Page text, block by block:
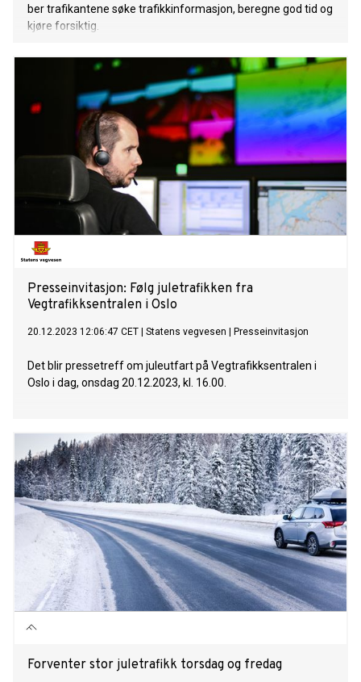
ber trafikantene søke trafikkinformasjon, beregne god tid og
kjøre forsiktig.
Presseinvitasjon: Følg juletrafikken fra
Vegtrafikksentralen i Oslo
20.12.2023 12:06:47 CET Statens vegvesen Presseinvitasjon
Det blir pressetreff om juleutfart på Vegtrafikksentralen i
Oslo i dag, onsdag 20.12.2023, kl. 16.00.
Forventer stor juletrafikk torsdag og fredag